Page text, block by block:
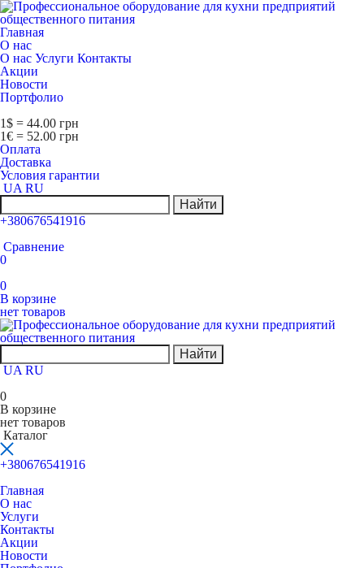
Главная
О нас
О нас Услуги Контакты
Акции
Новости
Портфолио
1$ = 44.00 грн
1€ = 52.00 грн
Оплата
Доставка
Условия гарантии
UA RU
Найти
+380676541916
Сравнение
0
0
В корзине
нет товаров
Найти
UA RU
0
В корзине
нет товаров
Каталог
+380676541916
Главная
О нас
Услуги
Контакты
Акции
Новости